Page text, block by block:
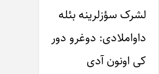
لشرک‌ سؤزلرینه بئله
داواملادی: دوغرو‌ دور
کی او‌نون آدی‌